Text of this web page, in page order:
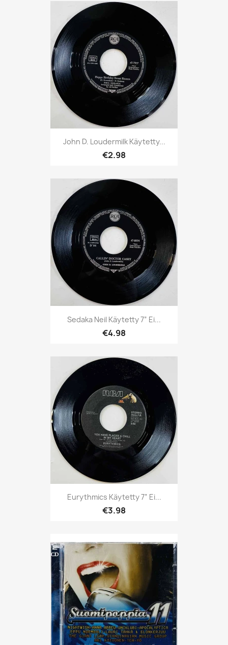
John D. Loudermilk Käytetty...
€2.98
Sedaka Neil Käytetty 7” Ei...
€4.98
Eurythmics Käytetty 7” Ei...
€3.98